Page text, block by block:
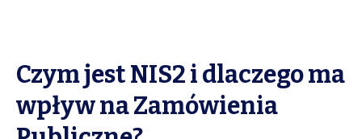
Czym jest NIS2 i dlaczego ma
wpływ na Zamówienia